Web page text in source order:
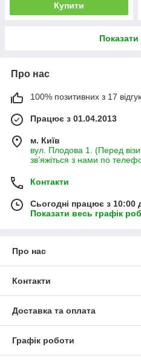
Купити
Про нас
100% позитивних з 17
Працює з 01.04.2013
м. Київ
вул. Плодова 1. (Перед
зв’яжіться з нами по
Контакти
Сьогодні працює з 10:00
Показати весь графік
Про нас
Контакти
Доставка та оплата
Графік роботи